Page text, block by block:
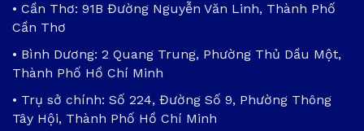
• Cần Thơ: 91B Đường Nguyễn Văn Linh, Thành Phố
Cần Thơ
• Bình Dương: 2 Quang Trung, Phường Thủ Dầu Một,
Thành Phố Hồ Chí Minh
• Trụ sở chính: Số 224, Đường Số 9, Phường Thông
Tây Hội, Thành Phố Hồ Chí Minh